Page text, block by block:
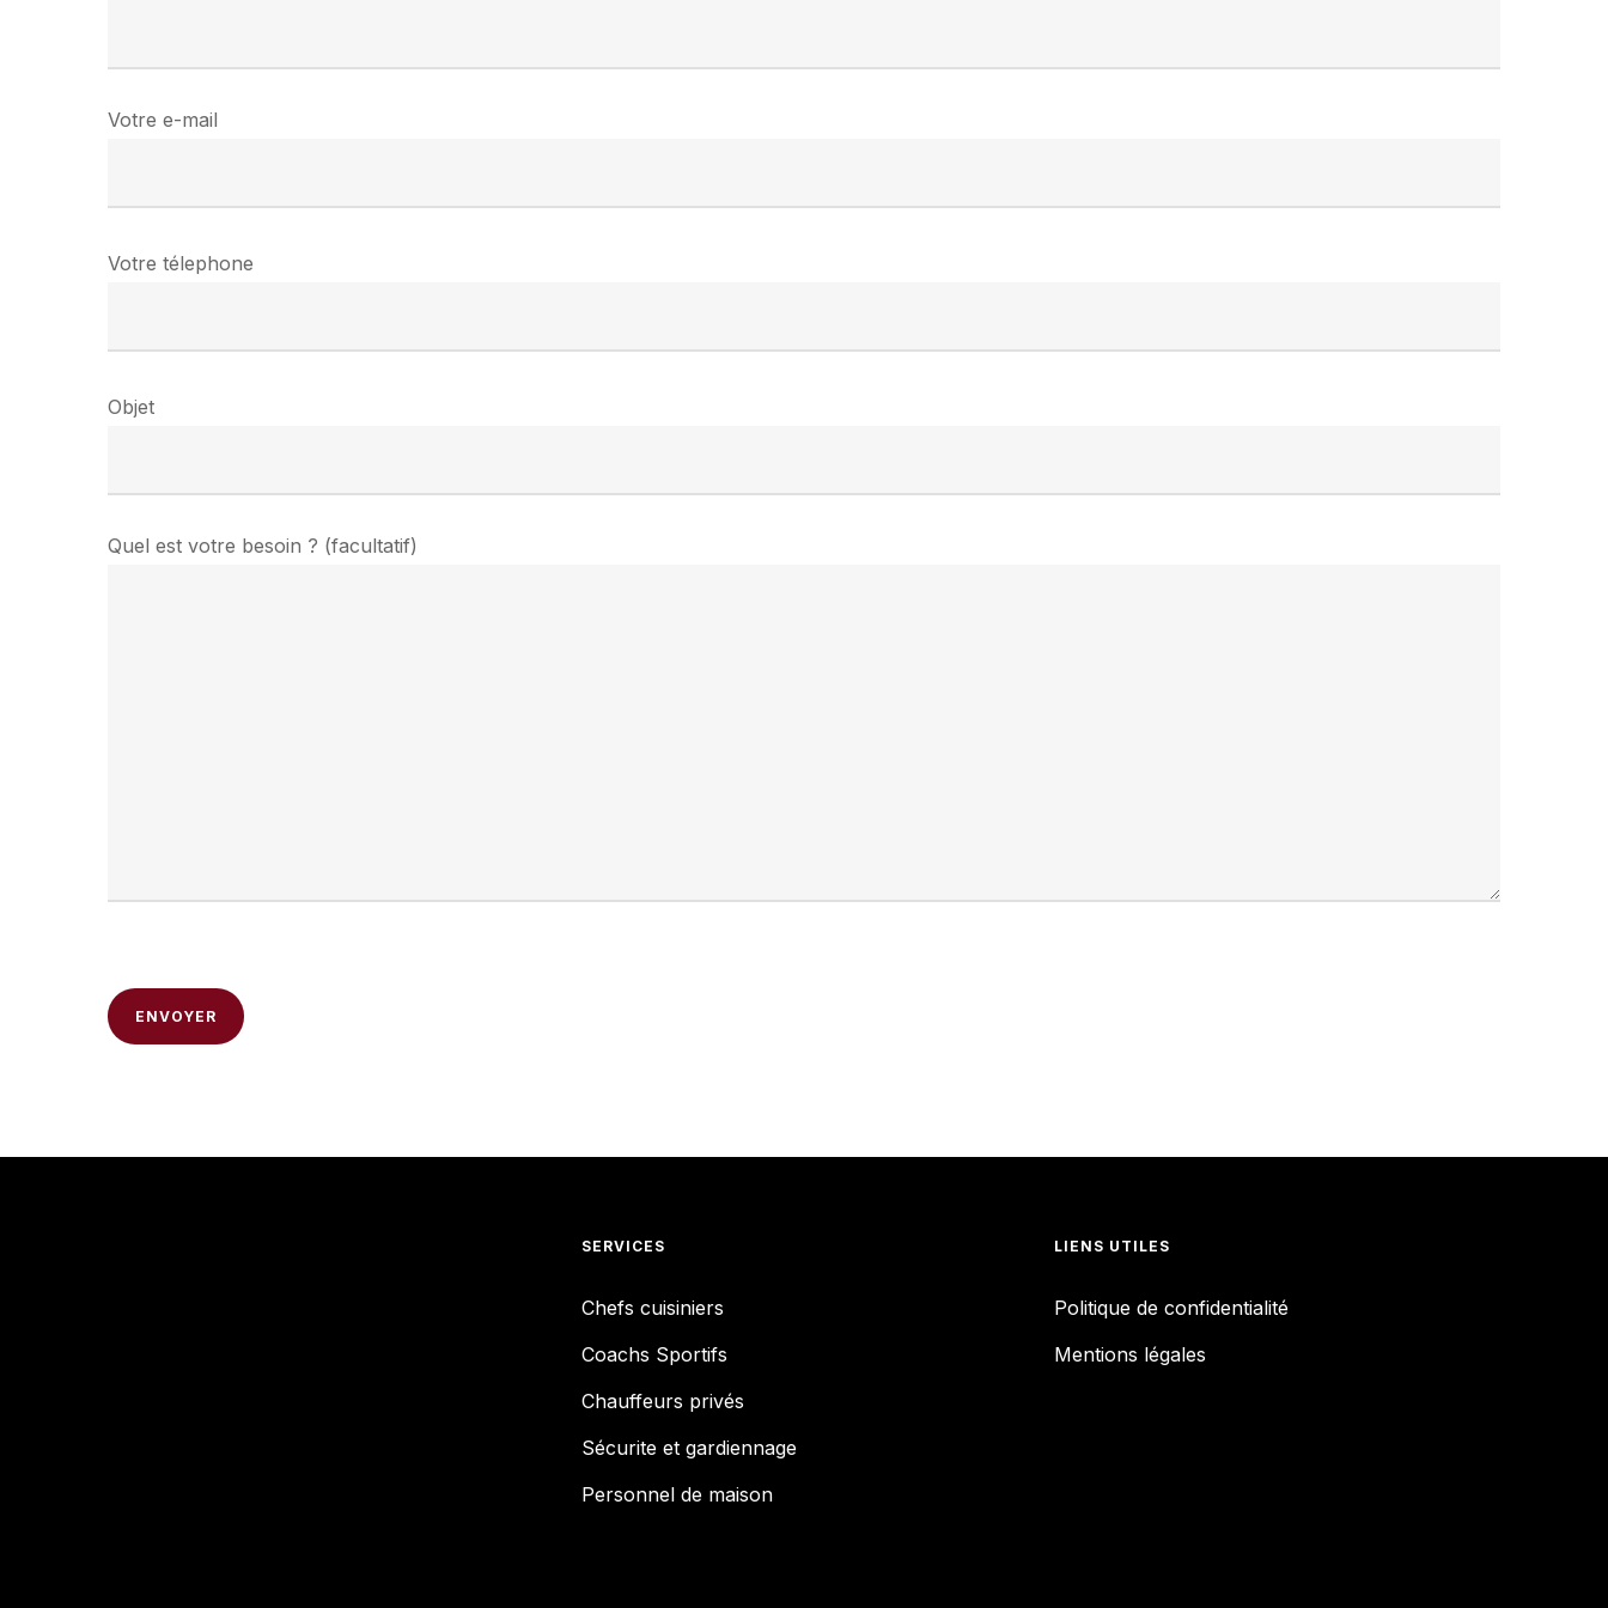
Votre e-mail
Votre télephone
Objet
Quel est votre besoin ? (facultatif)
SERVICES
Chefs cuisiniers
Coachs Sportifs
Chauffeurs privés
Sécurite et gardiennage
Personnel de maison
LIENS UTILES
Politique de confidentialité
Mentions légales